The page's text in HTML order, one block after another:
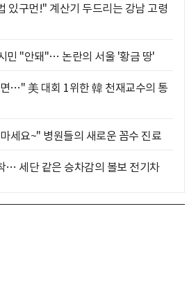
있구먼!" 계산기 두드리는 강남 고령
민 "안돼"… 논란의 서울 '황금 땅'
…" 美 대회 1위한 韓 천재교수의 통
세요~" 병원들의 새로운 꼼수 진료
… 세단 같은 승차감의 볼보 전기차